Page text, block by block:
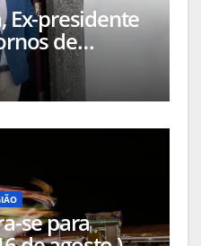
Ex-presidente
de
Diretor
(Águas
Serviços
se para